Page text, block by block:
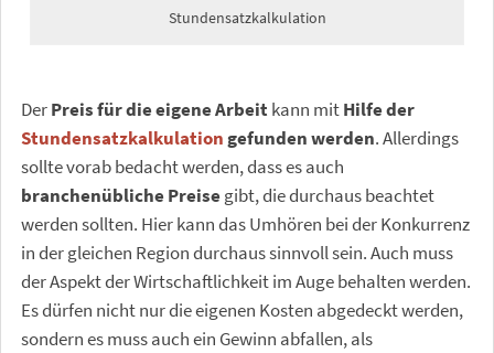
Stundensatzkalkulation
DerPreis für die eigene Arbeit kann mitHilfe der
Stundensatzkalkulationgefunden werden. Allerdings
sollte vorab bedacht werden, dass es auch
branchenübliche Preisegibt, die durchaus beachtet
werden sollten. Hier kann das Umhören bei der Konkurrenz
in der gleichen Region durchaus sinnvoll sein. Auch muss
der Aspekt der Wirtschaftlichkeit im Auge behalten werden.
Es dürfen nicht nur die eigenen Kosten abgedeckt werden,
sondern es muss auch ein Gewinn abfallen, als